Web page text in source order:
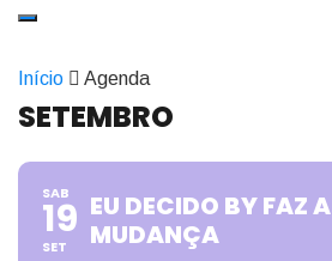
Início Agenda
SETEMBRO
SAB
19
SET
EU DECIDO BY FAZ
MUDANÇA